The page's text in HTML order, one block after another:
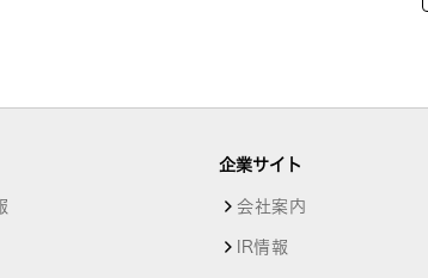
企業サイト
会社案内
IR情報